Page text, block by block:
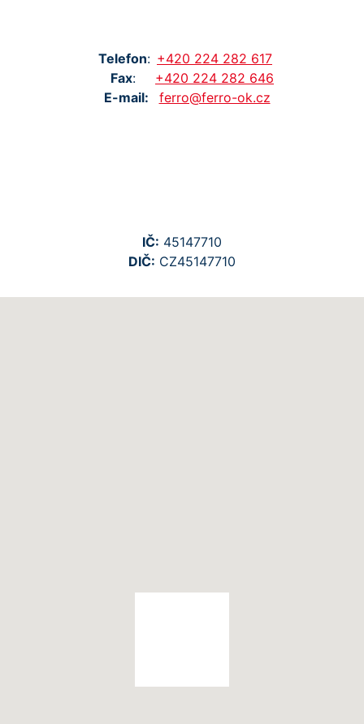
Telefon: +420 224 282 617
Fax: +420 224 282 646
E-mail:
ferro@ferro-ok.cz
IČ: 45147710
DIČ: CZ45147710